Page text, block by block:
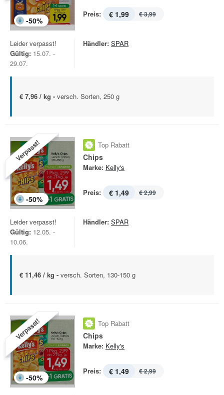
-50%
Preis: € 1,99 € 3,99
Leider verpasst!
Gültig: 15.07. -
29.07.
Händler: SPAR
€ 7,96 / kg - versch. Sorten, 250 g
Verpasst!
-50%
Top Rabatt
Chips
Marke: Kelly's
Preis: € 1,49 € 2,99
Leider verpasst!
Gültig: 12.05. -
10.06.
Händler: SPAR
€ 11,46 / kg - versch. Sorten, 130-150 g
Verpasst!
-50%
Top Rabatt
Chips
Marke: Kelly's
Preis: € 1,49 € 2,99